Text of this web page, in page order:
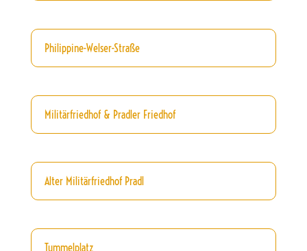
Philippine-Welser-Straße
Militärfriedhof & Pradler Friedhof
Alter Militärfriedhof Pradl
Tummelplatz